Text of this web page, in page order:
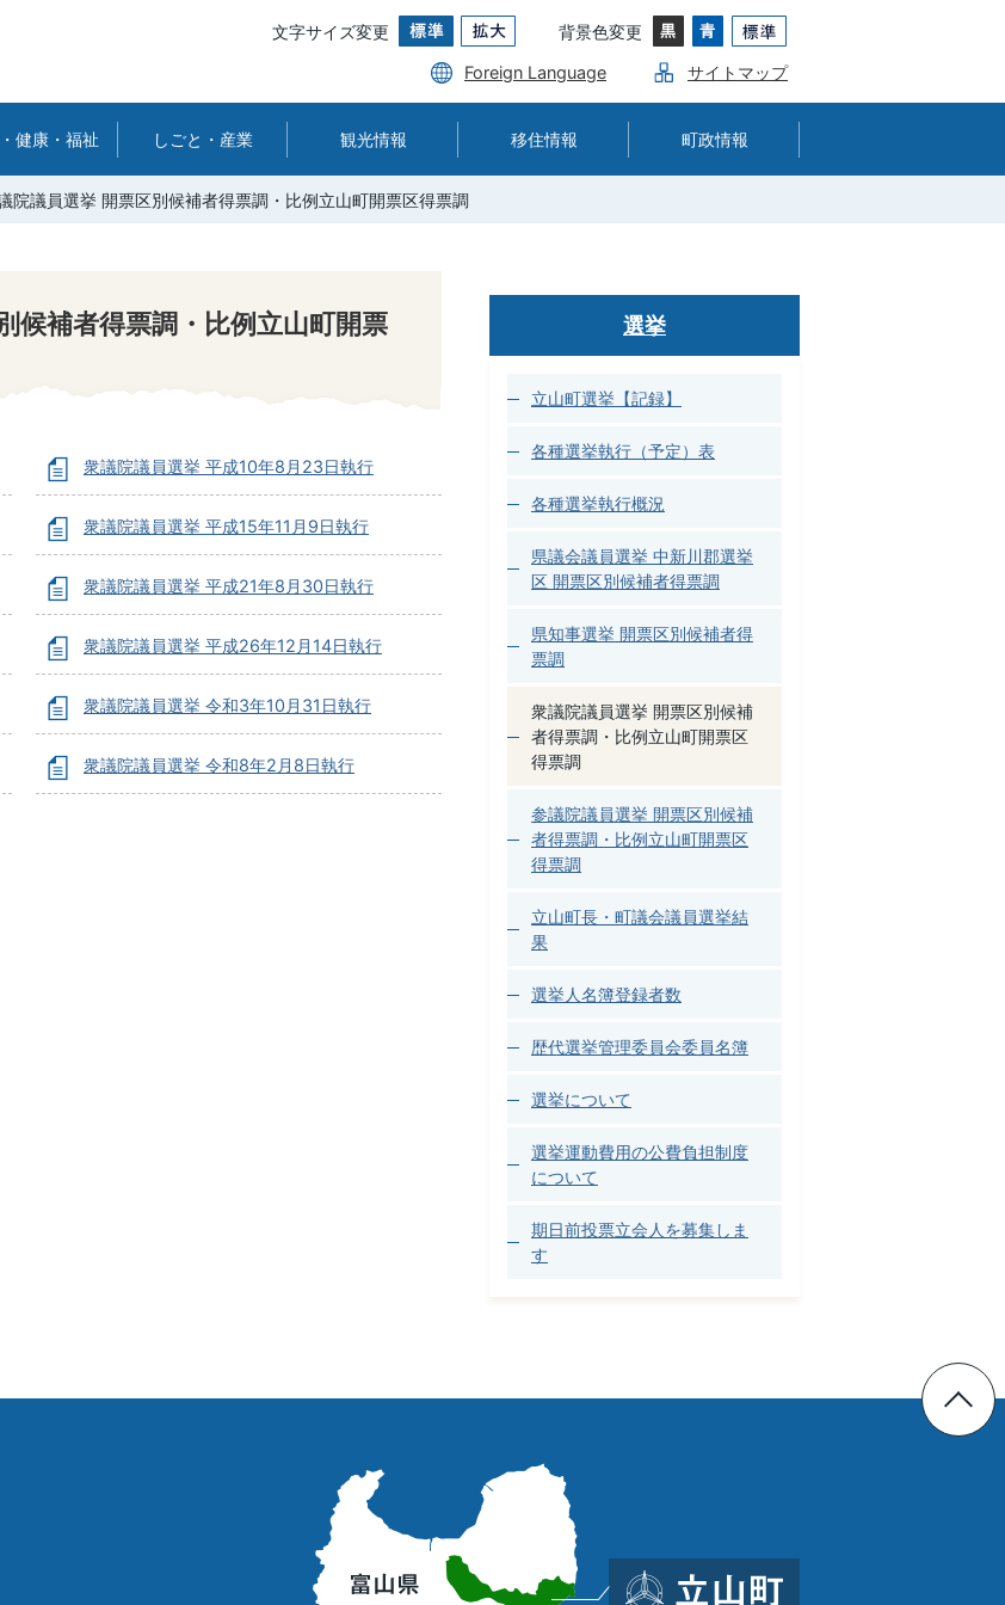
文字サイズ変更 背景色変更
Foreign Language サイトマップ
健康・福祉 しごと・産業 観光情報 移住情報 町政情報
院議員選挙 開票区別候補者得票調・比例立山町開票区得票調
候補者得票調・比例立山町開票
衆議院議員選挙 平成10年8月23日執行
衆議院議員選挙 平成15年11月9日執行
衆議院議員選挙 平成21年8月30日執行
衆議院議員選挙 平成26年12月14日執行
衆議院議員選挙 令和3年10月31日執行
衆議院議員選挙 令和8年2月8日執行
選挙
立山町選挙【記録】
各種選挙執行（予定）表
各種選挙執行概況
県議会議員選挙 中新川郡選挙
区 開票区別候補者得票調
県知事選挙 開票区別候補者得
票調
衆議院議員選挙 開票区別候補
者得票調・比例立山町開票区
得票調
参議院議員選挙 開票区別候補
者得票調・比例立山町開票区
得票調
立山町長・町議会議員選挙結
果
選挙人名簿登録者数
歴代選挙管理委員会委員名簿
選挙について
選挙運動費用の公費負担制度
について
期日前投票立会人を募集しま
す
の
位
立